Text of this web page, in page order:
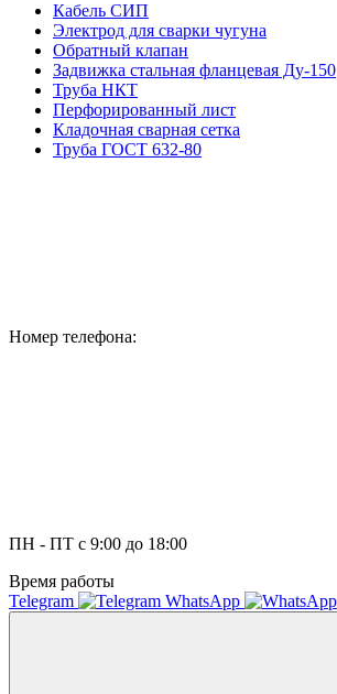
Кабель СИП
Электрод для сварки чугуна
Обратный клапан
Задвижка стальная фланцевая Ду-150
Труба НКТ
Перфорированный лист
Кладочная сварная сетка
Труба ГОСТ 632-80
Номер телефона:
ПН - ПТ с 9:00 до 18:00
Время работы
Telegram
WhatsApp